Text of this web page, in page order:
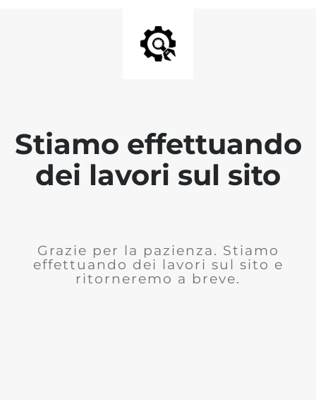
Stiamo effettuando
dei lavori sul sito
Grazie per la pazienza. Stiamo
effettuando dei lavori sul sito e
ritorneremo a breve.